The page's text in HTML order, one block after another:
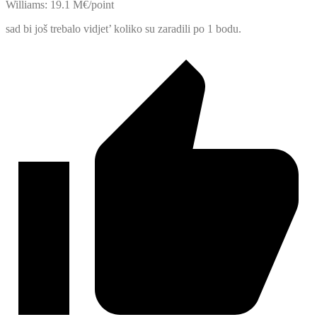
Williams: 19.1 M€/point
sad bi još trebalo vidjet’ koliko su zaradili po 1 bodu.